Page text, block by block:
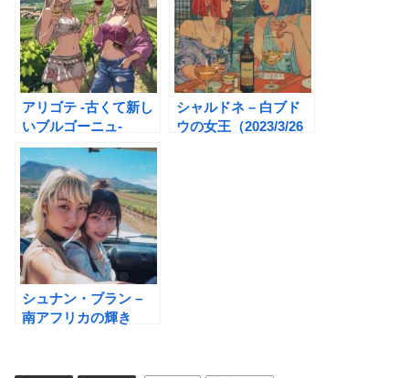
アリゴテ -古くて新し
いブルゴーニュ-
シャルドネ – 白ブド
ウの女王（2023/3/26
シュナン・ブラン –
南アフリカの輝き